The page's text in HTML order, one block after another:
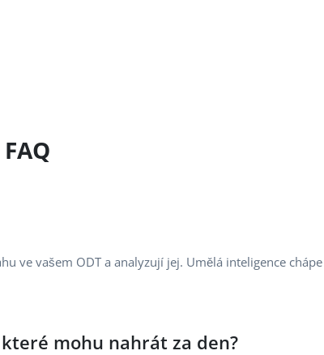
FAQ
ve vašem ODT a analyzují jej. Umělá inteligence
mohu nahrát za den?